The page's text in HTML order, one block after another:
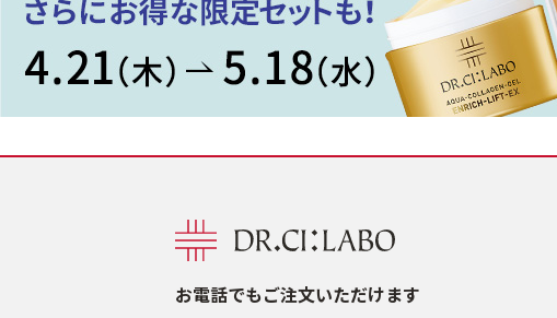
お電話でもご注文いただけます